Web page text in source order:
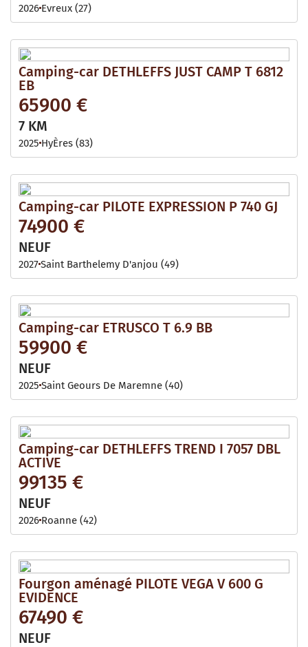
2026 Evreux (27)
Camping-car DETHLEFFS JUST CAMP T 6812
EB
65900 €
7 KM
2025 HyÈres (83)
Camping-car PILOTE EXPRESSION P 740 GJ
74900 €
NEUF
2027Saint Barthelemy D'anjou (49)
Camping-car ETRUSCO T 6.9 BB
59900 €
NEUF
2025 Saint Geours De Maremne (40)
Camping-car DETHLEFFS TREND I 7057 DBL
ACTIVE
99135 €
NEUF
2026 Roanne (42)
Fourgon aménagé PILOTE VEGA V 600 G
EVIDENCE
67490 €
NEUF